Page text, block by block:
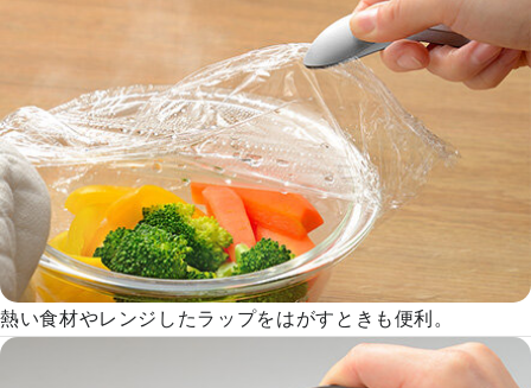
熱い食材やレンジしたラップをはがすときも便利。